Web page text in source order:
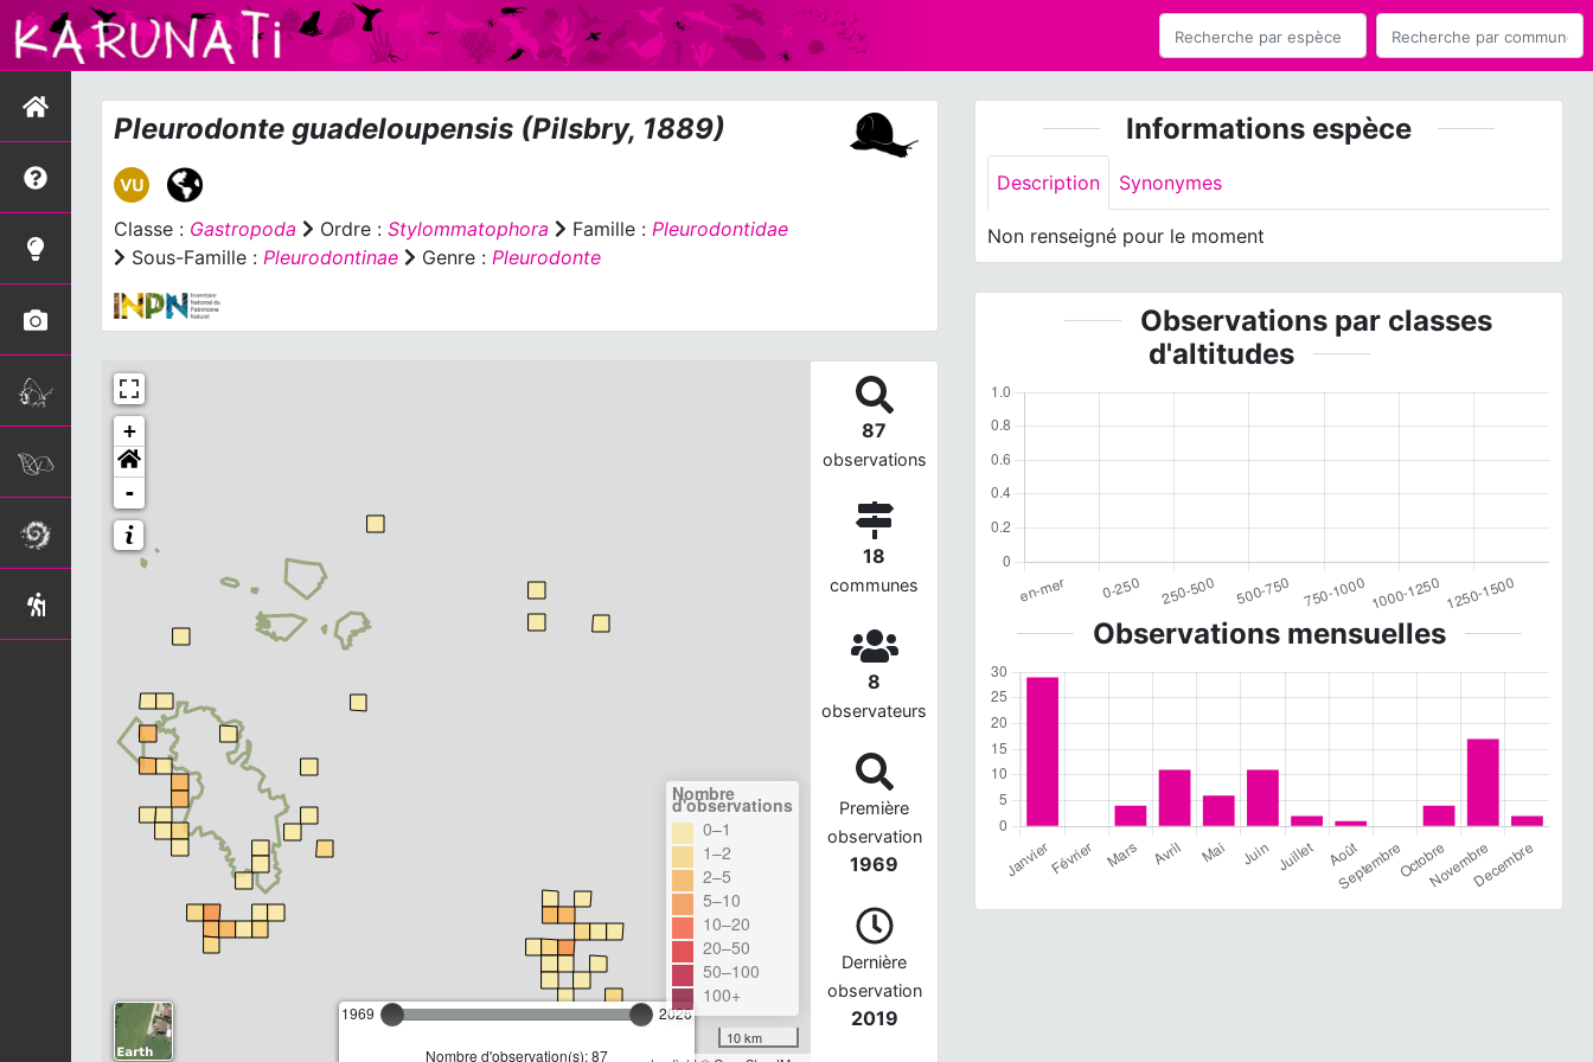
Pleurodonte guadeloupensis (Pilsbry, 1889)
Classe : Gastropoda Ordre : Stylommatophora Famille : Pleurodontidae
Sous-Famille : Pleurodontinae Genre : Pleurodonte
+
-
1969 2026
Nombre d'observation(s): 87
Nombre
d'observations
0–1
1–2
2–5
5–10
10–20
20–50
50–100
100+
10 km
87
observations
18
communes
8
observateurs
Première
observation
1969
Dernière
observation
2019
Informations espèce
Description Synonymes
Non renseigné pour le moment
Observations par classes
d'altitudes
Observations mensuelles